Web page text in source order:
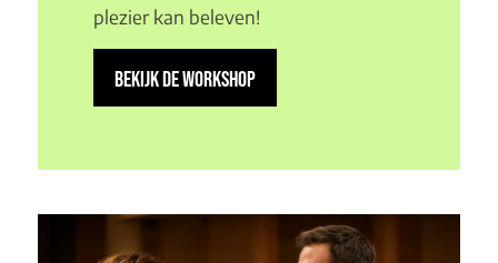
plezier kan beleven!
BEKIJK DE WORKSHOP